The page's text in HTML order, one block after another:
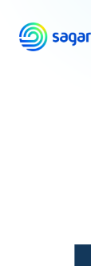
content